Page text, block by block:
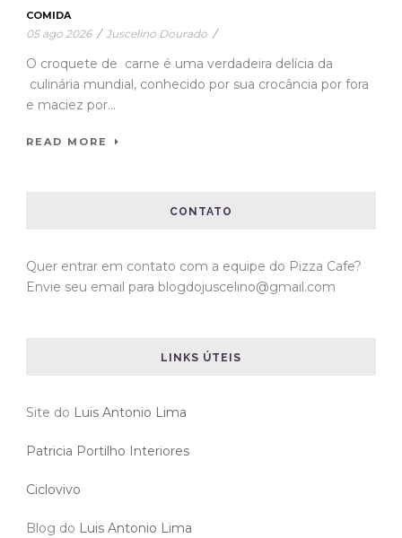
COMIDA
05 ago 2026 / Juscelino Dourado /
O croquete de carne é uma verdadeira delícia da
culinária mundial, conhecido por sua crocância por fora
e maciez por...
READ MORE
CONTATO
Quer entrar em contato com a equipe do Pizza Cafe?
Envie seu email para blogdojuscelino@gmail.com
LINKS ÚTEIS
Site do Luis Antonio Lima
Patricia Portilho Interiores
Ciclovivo
Blog do Luis Antonio Lima